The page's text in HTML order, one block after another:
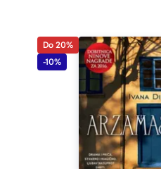
Do 20%
-10%